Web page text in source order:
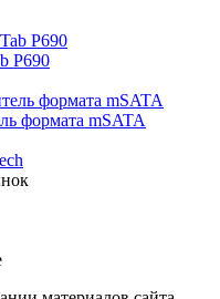
P690
формата mSATA